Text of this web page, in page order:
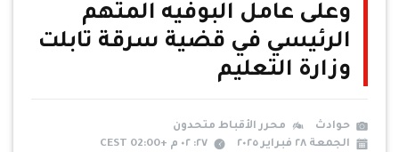
وعلى عامل البوفيه المتهم
الرئيسي في قضية سرقة تابلت
وزارة التعليم
حوادث
محرر الأقباط متحدون
الجمعة ٢٨ فبراير ٢٠٢٥
٢٧: ٠٢ م +02:00 CEST